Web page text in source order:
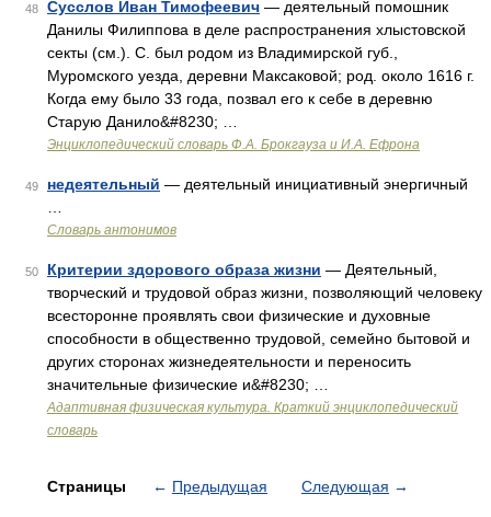
48 Сусслов Иван Тимофеевич — деятельный помошник
Данилы Филиппова в деле распространения хлыстовской
секты (см.). С. был родом из Владимирской губ.,
Муромского уезда, деревни Максаковой; род. около 1616 г.
Когда ему было 33 года, позвал его к себе в деревню
Старую Данило&#8230; …
Энциклопедический словарь Ф.А. Брокгауза и И.А. Ефрона
49 недеятельный — деятельный инициативный энергичный
Словарь антонимов
50 Критерии здорового образа жизни — Деятельный,
творческий и трудовой образ жизни, позволяющий человеку
всесторонне проявлять свои физические и духовные
способности в общественно трудовой, семейно бытовой и
других сторонах жизнедеятельности и переносить
значительные физические и&#8230; …
Адаптивная физическая культура. Краткий энциклопедический
словарь
Страницы ← Предыдущая Следующая →